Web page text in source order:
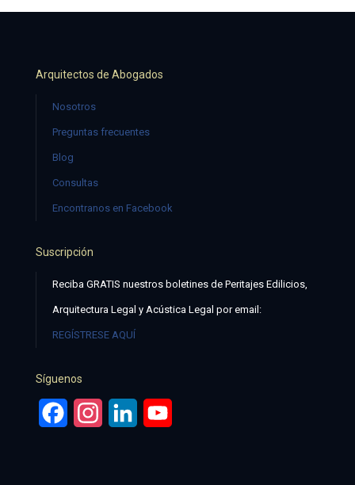
Arquitectos de Abogados
Nosotros
Preguntas frecuentes
Blog
Consultas
Encontranos en Facebook
Suscripción
Reciba GRATIS nuestros boletines de Peritajes Edilicios,
Arquitectura Legal y Acústica Legal por email:
REGÍSTRESE AQUÍ
Síguenos
FacebookInstagramLinkedIn